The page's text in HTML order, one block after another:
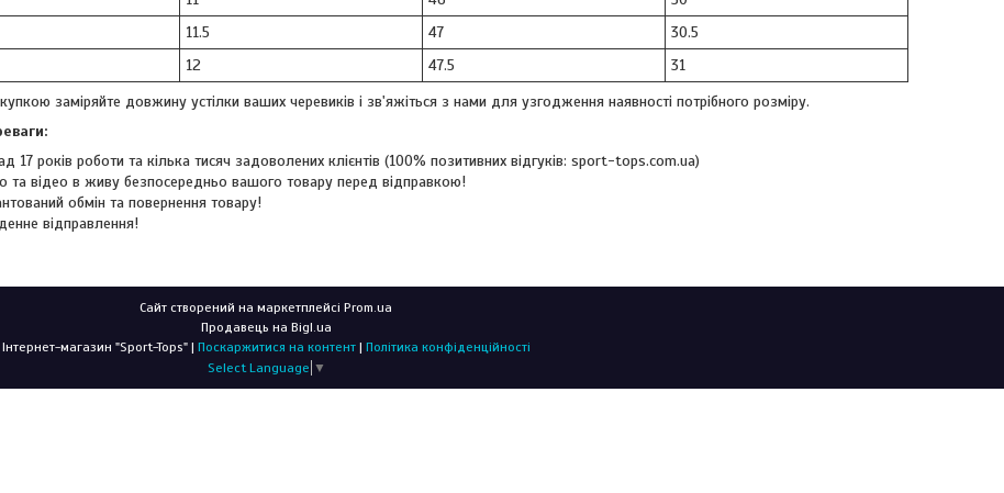
11.5 47
30.5
12 47.5
31
заміряйте довжину устілки ваших черевиків і зв'яжіться з нами для узгодження наявності потрібного розміру.
17 років роботи та кілька тисяч задоволених клієнтів (100% позитивних відгуків: sport-tops.com.ua)
та відео в живу безпосередньо вашого товару перед відправкою!
обмін та повернення товару!
відправлення!
Сайт створений на маркетплейсі Prom.ua
Продавець на Bigl.ua
Інтернет-магазин "Sport-Tops" | Поскаржитися на контент | Політика конфіденційності
Select Language ▼